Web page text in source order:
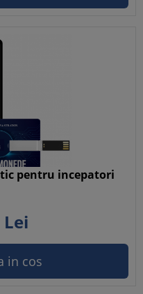
pentru incepatori
Lei
in cos